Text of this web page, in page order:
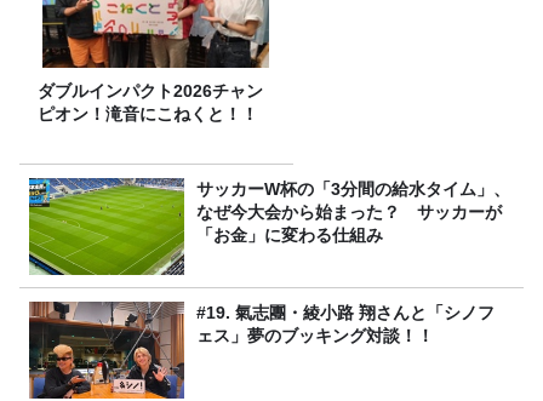
ダブルインパクト2026チャン
ピオン！滝音にこねくと！！
サッカーW杯の「3分間の給水タイム」、
なぜ今大会から始まった？ サッカーが
「お金」に変わる仕組み
#19. 氣志團・綾小路 翔さんと「シノフ
ェス」夢のブッキング対談！！